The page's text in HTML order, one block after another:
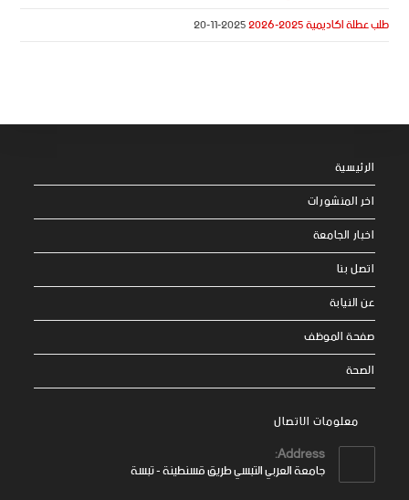
طلب عطلة اكاديمية 2025-2026
2025-11-20
الرئيسية
اخر المنشورات
اخبار الجامعة
اتصل بنا
عن النيابة
صفحة الموظف
الصحة
معلومات الاتصال
Address:
جامعة العربي التبسي طريق قسنطينة - تبسة